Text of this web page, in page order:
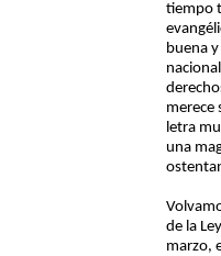
tiempo
buena
merece
letra
una
de la
marzo,